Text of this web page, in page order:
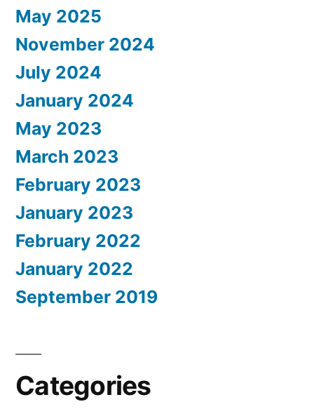
May 2025
November 2024
July 2024
January 2024
May 2023
March 2023
February 2023
January 2023
February 2022
January 2022
September 2019
Categories